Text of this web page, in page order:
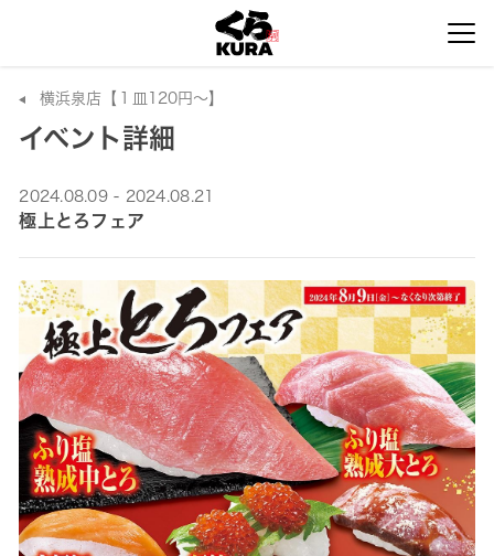
横浜泉店【１皿120円～】
イベント詳細
2024.08.09 - 2024.08.21
極上とろフェア